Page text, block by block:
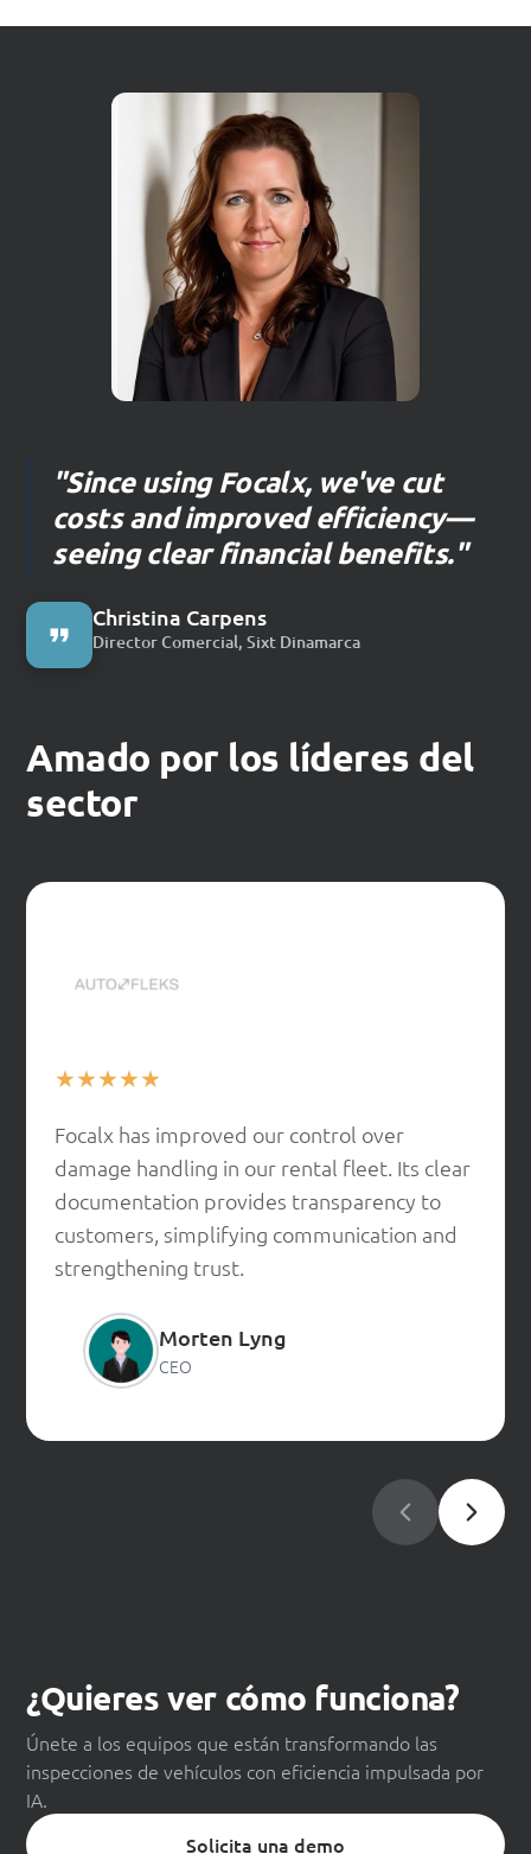
"Since using Focalx, we've cut
costs and improved efficiency—
seeing clear financial benefits."
Christina Carpens
Director Comercial, Sixt Dinamarca
Amado por los líderes del
sector
★★★★★
Focalx has improved our control over
damage handling in our rental fleet. Its clear
documentation provides transparency to
customers, simplifying communication and
strengthening trust.
Morten Lyng
CEO
¿Quieres ver cómo funciona?
Únete a los equipos que están transformando las
inspecciones de vehículos con eficiencia impulsada por
IA.
Solicita una demo